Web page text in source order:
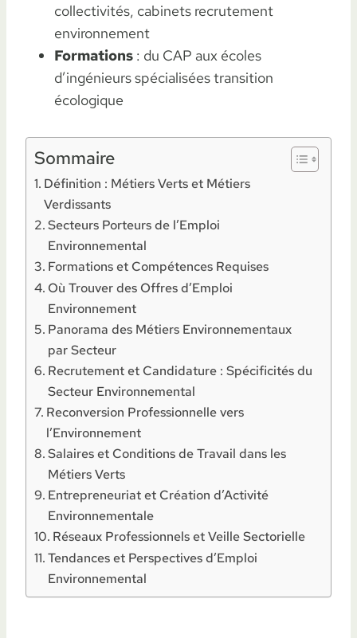
collectivités, cabinets recrutement
environnement
Formations : du CAP aux écoles
d’ingénieurs spécialisées transition
écologique
Sommaire
Définition : Métiers Verts et Métiers
Verdissants
Secteurs Porteurs de l’Emploi
Environnemental
Formations et Compétences Requises
Où Trouver des Offres d’Emploi
Environnement
Panorama des Métiers Environnementaux
par Secteur
Recrutement et Candidature : Spécificités du
Secteur Environnemental
Reconversion Professionnelle vers
l’Environnement
Salaires et Conditions de Travail dans les
Métiers Verts
Entrepreneuriat et Création d’Activité
Environnementale
Réseaux Professionnels et Veille Sectorielle
Tendances et Perspectives d’Emploi
Environnemental